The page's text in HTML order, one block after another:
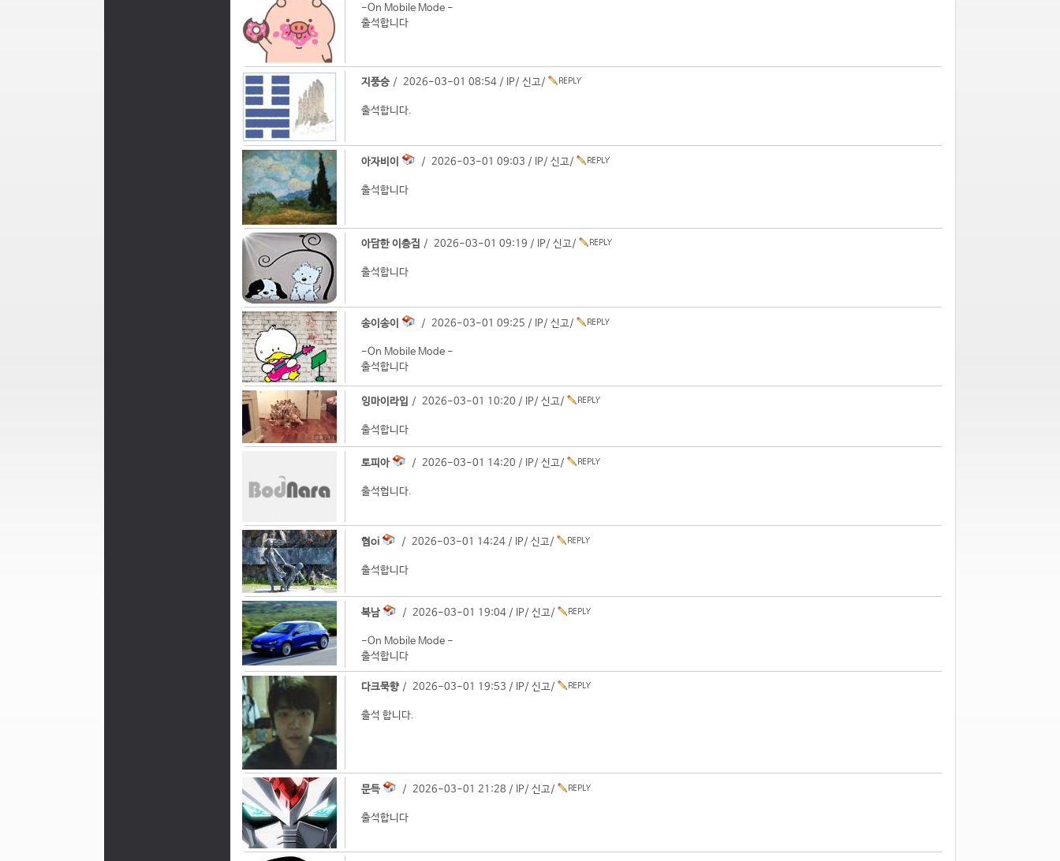
-On Mobile Mode -
출석합니다
지풍승 / 2026-03-01 08:54 / IP/ 신고/
출석합니다.
아자비이 / 2026-03-01 09:03 / IP/ 신고/
출석합니다
아담한 이층집 / 2026-03-01 09:19 / IP/ 신고/
출석합니다
송이송이 / 2026-03-01 09:25 / IP/ 신고/
-On Mobile Mode -
출석합니다
잉마이라입 / 2026-03-01 10:20 / IP/ 신고/
출석합니다
토피아 / 2026-03-01 14:20 / IP/ 신고/
출석헙니다.
협oi / 2026-03-01 14:24 / IP/ 신고/
출석합니다
복남 / 2026-03-01 19:04 / IP/ 신고/
-On Mobile Mode -
출석합니다
다크묵향 / 2026-03-01 19:53 / IP/ 신고/
출석 합니다.
문득 / 2026-03-01 21:28 / IP/ 신고/
출석합니다